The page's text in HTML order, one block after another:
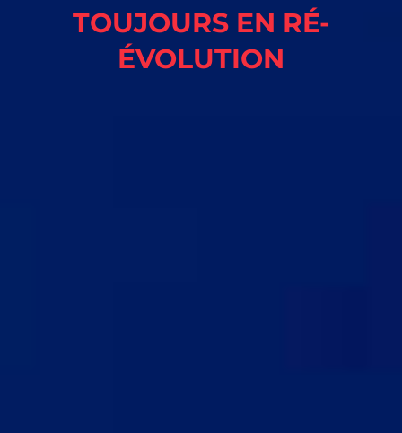
TOUJOURS EN RÉ-
ÉVOLUTION